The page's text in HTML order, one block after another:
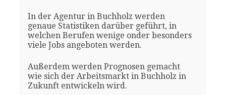
In der Agentur in Buchholz werden
genaue Statistiken darüber geführt, in
welchen Berufen wenige onder besonders
viele Jobs angeboten werden.
Außerdem werden Prognosen gemacht
wie sich der Arbeitsmarkt in Buchholz in
Zukunft entwickeln wird.